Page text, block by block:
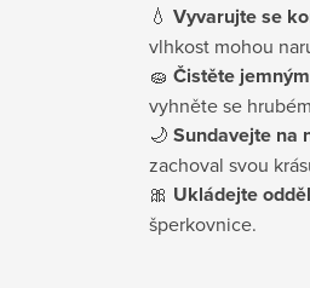
💧 Vyvarujte se
vlhkost mohou
🧽 Čistěte
vyhněte se
🌙 Sundavejte na
zachoval svou
🎀 Ukládejte
šperkovnice.